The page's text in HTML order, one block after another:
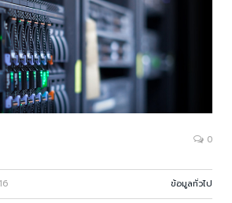
0
ข้อมูลทั่วไป